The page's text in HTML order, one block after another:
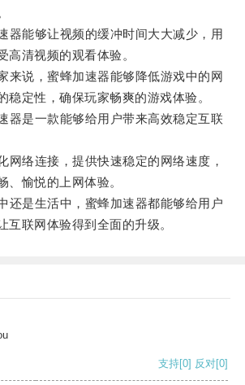
能够让视频的缓冲时间大大减少，用
高清视频的观看体验。
说，蜜蜂加速器能够降低游戏中的网
稳定性，确保玩家畅爽的游戏体验。
是一款能够给用户带来高效稳定互联
络连接，提供快速稳定的网络速度，
、愉悦的上网体验。
是生活中，蜜蜂加速器都能够给用户
互联网体验得到全面的升级。
支持[0] 反对[0]